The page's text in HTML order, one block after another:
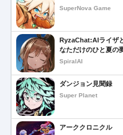
SuperNova Game
RyzaChat:AIライザ
なただけのひと夏の
SpiralAI
ダンジョン見聞録
Super Planet
アーククロニクル